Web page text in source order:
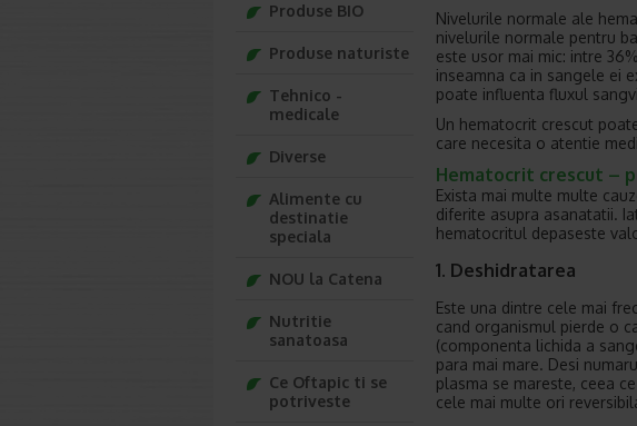
Nivelurile normale ale
nivelurile normale pentru
este usor mai mic: intre
inseamna ca in sangele ei
poate influenta fluxul
Un hematocrit crescut
care necesita o atentie
Hematocrit crescut –
Exista mai multe multe
diferite asupra asanatatii.
hematocritul depaseste
1. Deshidratarea
Este una dintre cele mai
cand organismul pierde o
(componenta lichida a
para mai mare. Desi
plasma se mareste, ceea
cele mai multe ori
Produse BIO
Produse naturiste
Tehnico -
medicale
Diverse
Alimente cu
destinatie
speciala
NOU la Catena
Nutritie
sanatoasa
Ce Oftapic ti se
potriveste